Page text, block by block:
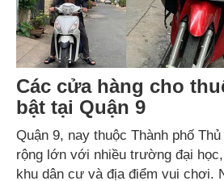
Các cửa hàng cho
bật tại Quận 9
Quận 9, nay thuộc Thành phố
rộng lớn với nhiều trường đại
khu dân cư và địa điểm vui chơi.